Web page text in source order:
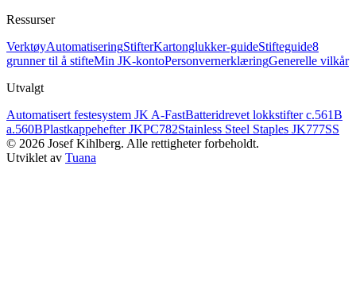
Ressurser
VerktøyAutomatiseringStifterKartonglukker-guideStifteguide8
grunner til å stifteMin JK-kontoPersonvernerklæringGenerelle vilkår
Utvalgt
Automatisert festesystem JK A-FastBatteridrevet lokkstifter c.561B
a.560BPlastkappehefter JKPC782Stainless Steel Staples JK777SS
© 2026 Josef Kihlberg. Alle rettigheter forbeholdt.
Utviklet av Tuana